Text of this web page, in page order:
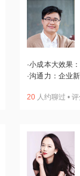
·小成本大效果
·沟通力：企业
20 人约聊过 • 评